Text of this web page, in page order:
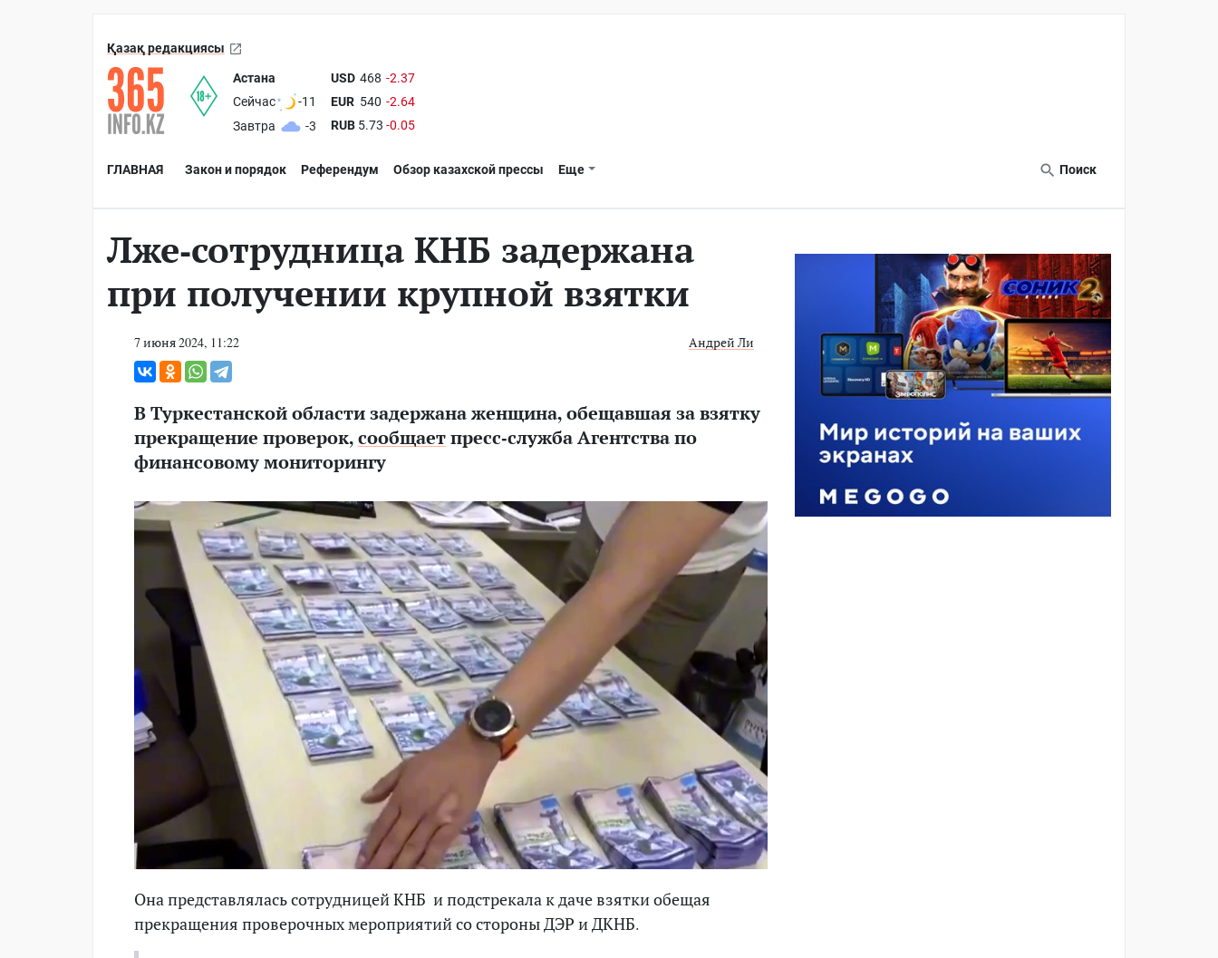
Қазақ редакциясы
Астана
Сейчас
-11
Завтра
-3
USD 468 -2.37
EUR 540 -2.64
RUB 5.73 -0.05
ГЛАВНАЯ Закон и порядок Референдум Обзор казахской прессы Еще Поиск
Лже-сотрудница КНБ задержана
при получении крупной взятки
7 июня 2024, 11:22 Андрей Ли
В Туркестанской области задержана женщина, обещавшая за взятку
прекращение проверок,сообщаетпресс-служба Агентства по
финансовому мониторингу
Она представлялась сотрудницей КНБ и подстрекала к даче взятки обещая
прекращения проверочных мероприятий со стороны ДЭР и ДКНБ.